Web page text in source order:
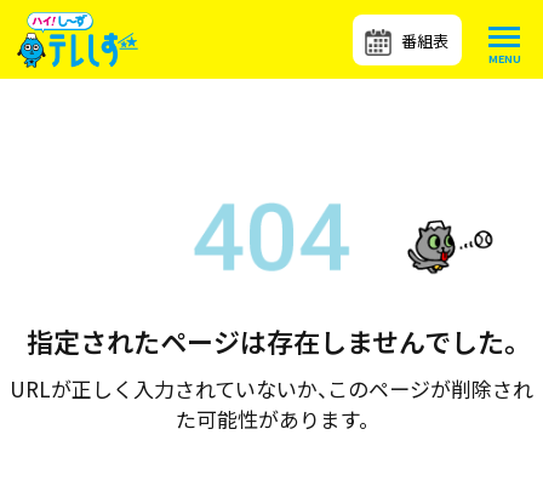
番組表
指定されたページは存在しませんでした。
URLが正しく入力されていないか、このページが削除され
た可能性があります。